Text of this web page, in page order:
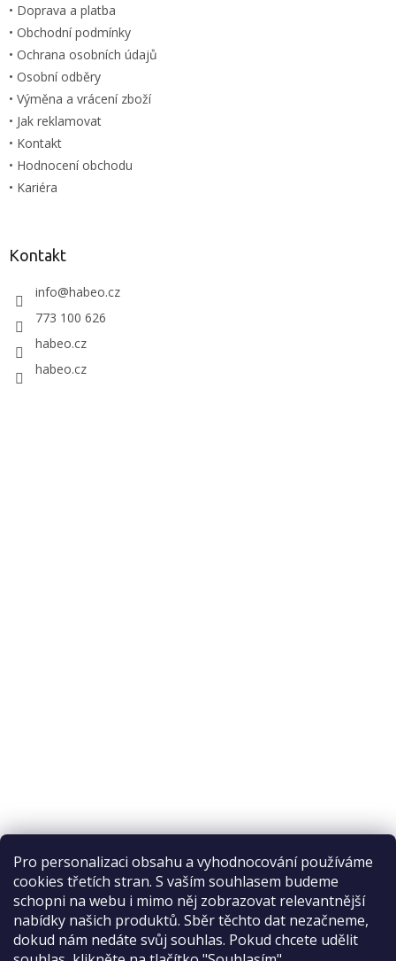
Pro personalizaci obsahu a vyhodnocování používáme
cookies třetích stran. S vaším souhlasem budeme
schopni na webu i mimo něj zobrazovat relevantnější
nabídky našich produktů. Sběr těchto dat nezačneme,
dokud nám nedáte svůj souhlas. Pokud chcete udělit
• Doprava a platba
• Obchodní podmínky
• Ochrana osobních údajů
• Osobní odběry
• Výměna a vrácení zboží
• Jak reklamovat
• Kontakt
• Hodnocení obchodu
• Kariéra
Kontakt
info@habeo.cz
773 100 626
habeo.cz
habeo.cz
Recenze na Habeo.cz